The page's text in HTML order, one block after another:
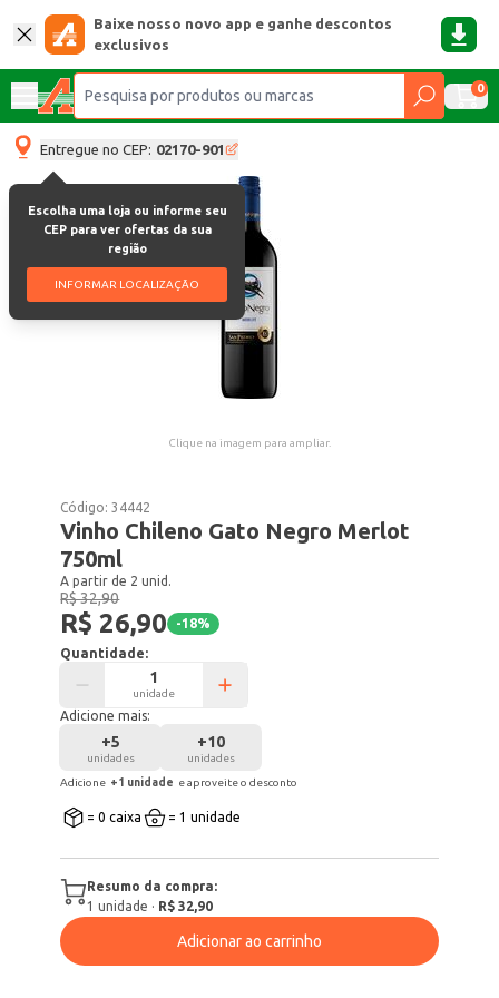
Baixe nosso novo app e ganhe descontos
exclusivos
0
Entregue no CEP: 02170-901
Escolha uma loja ou informe seu
CEP para ver ofertas da sua
região
INFORMAR LOCALIZAÇÃO
Clique na imagem para ampliar.
Código:34442
Vinho Chileno Gato Negro Merlot
750ml
A partir de 2 unid.
R$ 32,90
R$ 26,90 -18%
Quantidade:
unidade
Adicione mais:
+5
unidades
+10
unidades
Adicione +1 unidade e aproveite o desconto
= 0 caixa = 1 unidade
Resumo da compra:
1 unidade · R$ 32,90
Adicionar ao carrinho